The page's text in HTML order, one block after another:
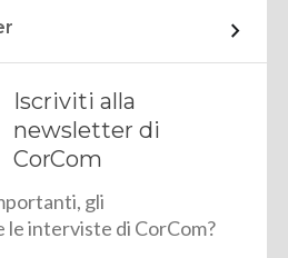
Iscriviti alla
newsletter di
CorCom
gli
interviste di CorCom?